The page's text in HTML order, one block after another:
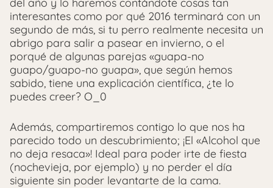
interesantes como por qué 2016 terminará con un
segundo de más, si tu perro realmente necesita un
abrigo para salir a pasear en invierno, o el
porqué de algunas parejas «guapa-no
guapo/guapo-no guapa», que según hemos
sabido, tiene una explicación científica, ¿te lo
puedes creer? O_0
Además, compartiremos contigo lo que nos ha
parecido todo un descubrimiento; ¡El «Alcohol que
no deja resaca»! Ideal para poder irte de fiesta
(nochevieja, por ejemplo) y no perder el día
siguiente sin poder levantarte de la cama.